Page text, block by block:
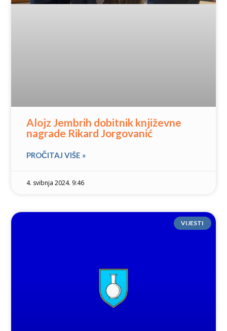
Alojz Jembrih dobitnik književne
nagrade Rikard Jorgovanić
PROČITAJ VIŠE »
4. svibnja 2024. 9:46
VIJESTI